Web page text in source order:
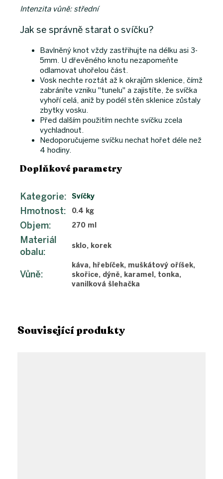
Související produkty
Intenzita vůně: střední
Jak se správně starat o svíčku?
Bavlněný knot vždy zastřihujte na délku asi 3-
5mm. U dřevěného knotu nezapomeňte
odlamovat uhořelou část.
Vosk nechte roztát až k okrajům sklenice, čímž
zabráníte vzniku "tunelu" a zajistíte, že svíčka
vyhoří celá, aniž by podél stěn sklenice zůstaly
zbytky vosku.
Před dalším použitím nechte svíčku zcela
vychladnout.
Nedoporučujeme svíčku nechat hořet déle než
4 hodiny.
Doplňkové parametry
Kategorie: Svíčky
Hmotnost: 0.4 kg
Objem: 270 ml
Materiál
obalu:
sklo, korek
Vůně:
káva, hřebíček, muškátový oříšek,
skořice, dýně, karamel, tonka,
vanilková šlehačka